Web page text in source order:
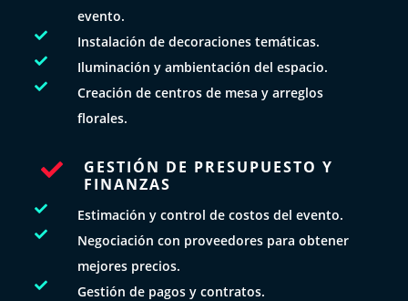
evento.
 Instalación de decoraciones temáticas.
 Iluminación y ambientación del espacio.

Creación de centros de mesa y arreglos
florales.

GESTIÓN DE PRESUPUESTO Y
FINANZAS
 Estimación y control de costos del evento.

Negociación con proveedores para obtener
mejores precios.
 Gestión de pagos y contratos.